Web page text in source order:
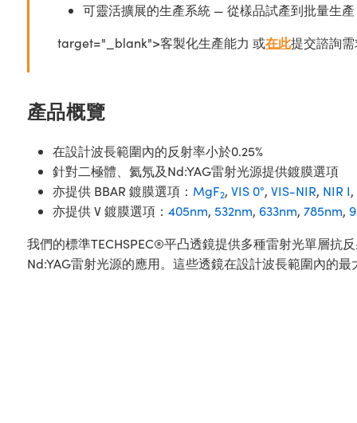
可靈活擴展的生產系統 — 從樣品試產到批量生產
target="_blank">客製化生產能力 或在此提交諮詢需
產品概覽
在設計波長範圍內的反射率小於0.25%
針對二極體、氦氖及Nd:YAG雷射光源提供鍍膜選項
亦提供 BBAR 鍍膜選項： MgF2, VIS 0°, VIS-NIR, NIR I,
亦提供 V 鍍膜選項： 405nm, 532nm, 633nm, 785nm,
我們的標準TECHSPEC®平凸透鏡提供多種雷射光單層抗
Nd:YAG雷射光源的應用。這些透鏡在設計波長範圍內的